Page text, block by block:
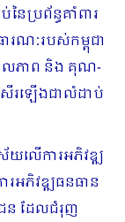
ៃប្រព័ន្ធគាំពារ
រណៈរបស់កម្ពុជា
ាលភាព និង គុណ-
ើរឡើងជាលំដាប់
រ័យលើការអភិវឌ្ឍ
អភិវឌ្ឍធនធាន
ន ដែលជំរុញ